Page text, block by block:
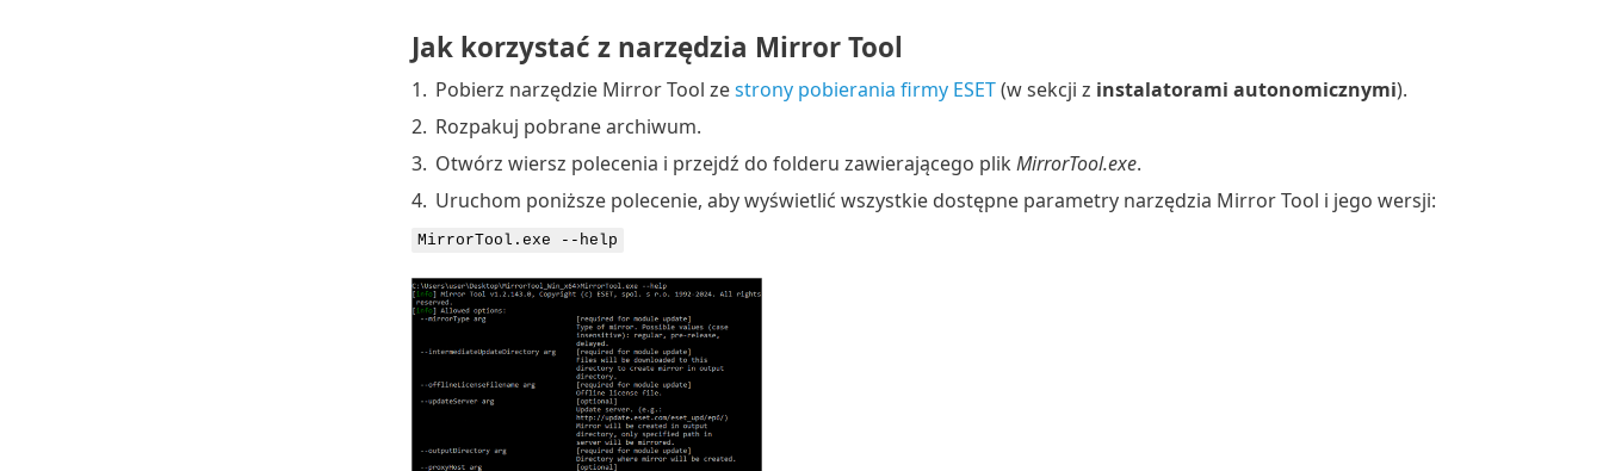
Jak korzystać z narzędzia Mirror Tool
1. Pobierz narzędzie Mirror Tool zestrony pobierania firmy ESET(w sekcji z instalatorami autonomicznymi).
2. Rozpakuj pobrane archiwum.
3. Otwórz wiersz polecenia i przejdź do folderu zawierającego plik MirrorTool.exe.
4. Uruchom poniższe polecenie, aby wyświetlić wszystkie dostępne parametry narzędzia Mirror Tool i jego wersji:
MirrorTool.exe --help